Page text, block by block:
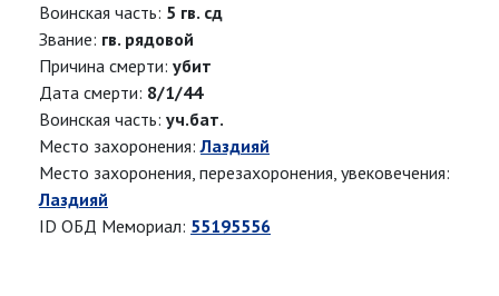
Воинская часть: 5 гв. сд
Звание: гв. рядовой
Причина смерти: убит
Дата смерти: 8/1/44
Воинская часть: уч.бат.
Место захоронения:Лаздияй
Место захоронения, перезахоронения, увековечения:
Лаздияй
ID ОБД Мемориал: 55195556